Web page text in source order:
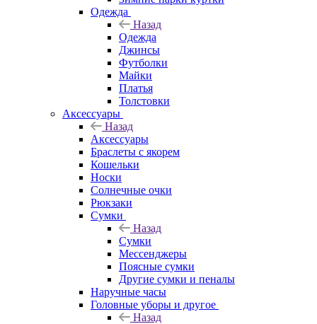
Одежда
Назад
Одежда
Джинсы
Футболки
Майки
Платья
Толстовки
Аксессуары
Назад
Аксессуары
Браслеты с якорем
Кошельки
Носки
Солнечные очки
Рюкзаки
Сумки
Назад
Сумки
Мессенджеры
Поясные сумки
Другие сумки и пеналы
Наручные часы
Головные уборы и другое
Назад